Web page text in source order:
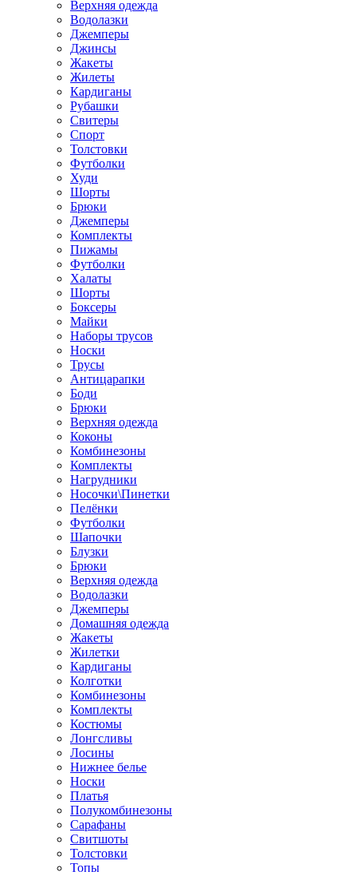
Верхняя одежда
Водолазки
Джемперы
Джинсы
Жакеты
Жилеты
Кардиганы
Рубашки
Свитеры
Спорт
Толстовки
Футболки
Худи
Шорты
Брюки
Джемперы
Комплекты
Пижамы
Футболки
Халаты
Шорты
Боксеры
Майки
Наборы трусов
Носки
Трусы
Антицарапки
Боди
Брюки
Верхняя одежда
Коконы
Комбинезоны
Комплекты
Нагрудники
Носочки\Пинетки
Пелёнки
Футболки
Шапочки
Блузки
Брюки
Верхняя одежда
Водолазки
Джемперы
Домашняя одежда
Жакеты
Жилетки
Кардиганы
Колготки
Комбинезоны
Комплекты
Костюмы
Лонгсливы
Лосины
Нижнее белье
Носки
Платья
Полукомбинезоны
Сарафаны
Свитшоты
Толстовки
Топы